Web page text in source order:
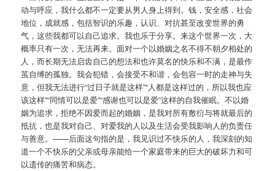
动与呼应，我什么都不一定要从男人身上得到。钱，安全感，社会
地位，成就感，包括智识的乐趣，认识、对抗甚至改变世界的勇
气，这些我都可以自己追求。我也乐于分享。来这个世界一次，大
概率只有一次，无法再来。面对一个以婚姻之名不得不朝夕相处的
人，而长期无法启齿自己的想法和也许莫名的快乐和不满，是最作
茧自缚的孤独。我会犯错，会接受不和谐，会包容一时的走神与失
意，但我无法进行“过日子就是这样”“人都是这样过的，所以我也应
该这样”“同情可以是爱”“感谢也可以是爱”这样的自我催眠。不以婚
姻为追求，拒绝不因爱而起的婚姻，是我对所有敷衍与将就最后的
抵抗，也是我对自己、对爱我的人以及生活会受我影响人的负责任
与善意。——后面这句指的是，我见识过不快乐的人，我深刻的知
道一个不快乐的父亲或母亲能给一个家庭带来的巨大的破坏力和可
以遗传的痛苦和病态。